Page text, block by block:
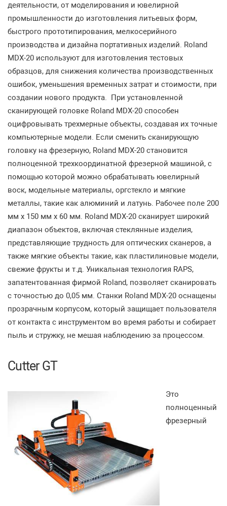
деятельности, от моделирования и ювелирной
промышленности до изготовления литьевых форм,
быстрого прототипирования, мелкосерийного
производства и дизайна портативных изделий. Roland
MDX-20 используют для изготовления тестовых
образцов, для снижения количества производственных
ошибок, уменьшения временных затрат и стоимости, при
создании нового продукта. При установленной
сканирующей головке Roland MDX-20 способен
оцифровывать трехмерные объекты, создавая их точные
компьютерные модели. Если сменить сканирующую
головку на фрезерную, Roland MDX-20 становится
полноценной трехкоординатной фрезерной машиной, с
помощью которой можно обрабатывать ювелирный
воск, модельные материалы, оргстекло и мягкие
металлы, такие как алюминий и латунь. Рабочее поле 200
мм x 150 мм x 60 мм. Roland MDX-20 сканирует широкий
диапазон объектов, включая стеклянные изделия,
представляющие трудность для оптических сканеров, а
также мягкие объекты такие, как пластилиновые модели,
свежие фрукты и т.д. Уникальная технология RAPS,
запатентованная фирмой Roland, позволяет сканировать
с точностью до 0,05 мм. Станки Roland MDX-20 оснащены
прозрачным корпусом, который защищает пользователя
от контакта с инструментом во время работы и собирает
пыль и стружку, не мешая наблюдению за процессом.
Cutter GT
Это
полноценный
фрезерный